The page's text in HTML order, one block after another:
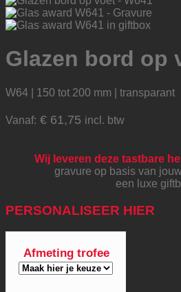
Glazen bord op
W64 | 150 tot 200 mm | transparant
Vanaf: € 61,75 incl. btw
Wij leveren deze tastbare
gravure op basis van
een luxe
PERSONALISEER HIER
Afmeting trofee